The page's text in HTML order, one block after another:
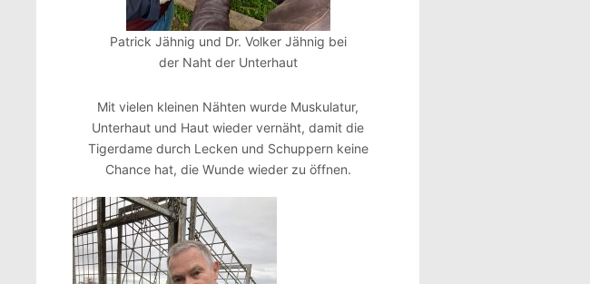
Patrick Jähnig und Dr. Volker Jähnig bei
der Naht der Unterhaut
Mit vielen kleinen Nähten wurde Muskulatur,
Unterhaut und Haut wieder vernäht, damit die
Tigerdame durch Lecken und Schuppern keine
Chance hat, die Wunde wieder zu öffnen.